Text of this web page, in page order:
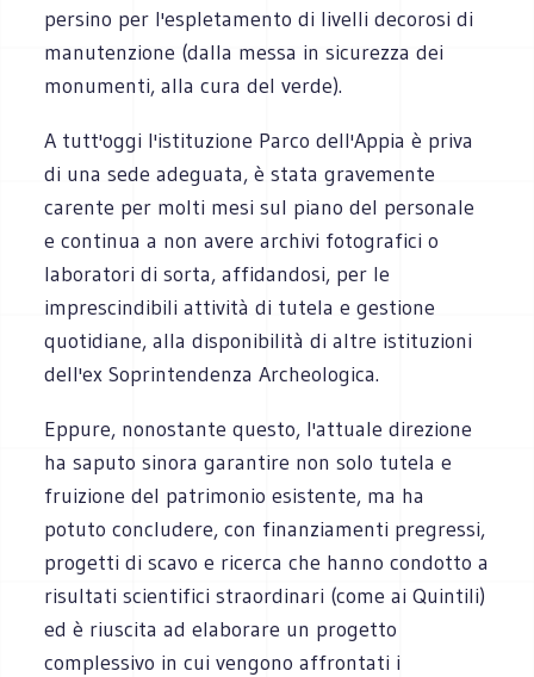
persino per l'espletamento di livelli decorosi di
manutenzione (dalla messa in sicurezza dei
monumenti, alla cura del verde).
A tutt'oggi l'istituzione Parco dell'Appia è priva
di una sede adeguata, è stata gravemente
carente per molti mesi sul piano del personale
e continua a non avere archivi fotografici o
laboratori di sorta, affidandosi, per le
imprescindibili attività di tutela e gestione
quotidiane, alla disponibilità di altre istituzioni
dell'ex Soprintendenza Archeologica.
Eppure, nonostante questo, l'attuale direzione
ha saputo sinora garantire non solo tutela e
fruizione del patrimonio esistente, ma ha
potuto concludere, con finanziamenti pregressi,
progetti di scavo e ricerca che hanno condotto a
risultati scientifici straordinari (come ai Quintili)
ed è riuscita ad elaborare un progetto
complessivo in cui vengono affrontati i